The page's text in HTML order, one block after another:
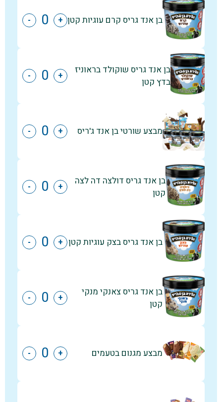
בן אנד גריס קרם עוגיות קטן +
-
בן אנד גריס שוקולד בראוניז
בדץ קטן
+
-
מבצע שורטי בן אנד ג'ריס +
-
בן אנד גריס דולצה דה לצה
קטן
+
-
בן אנד גריס בצק עוגיות קטן +
-
בן אנד גריס צאנקי מנקי
קטן
+
-
מבצע מגנום בטעמים +
-